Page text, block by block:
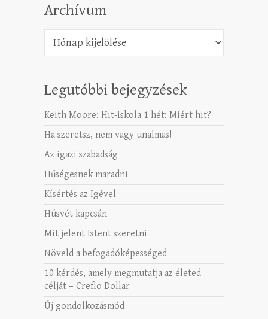
Archívum
Legutóbbi bejegyzések
Keith Moore: Hit-iskola 1 hét: Miért hit?
Ha szeretsz, nem vagy unalmas!
Az igazi szabadság
Hűségesnek maradni
Kísértés az Igével
Húsvét kapcsán
Mit jelent Istent szeretni
Növeld a befogadóképességed
10 kérdés, amely megmutatja az életed
célját – Creflo Dollar
Új gondolkozásmód